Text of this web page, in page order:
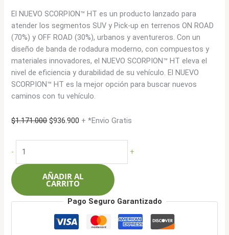
El NUEVO SCORPION™ HT es un producto lanzado para
atender los segmentos SUV y Pick-up en terrenos ON ROAD
(70%) y OFF ROAD (30%), urbanos y aventureros. Con un
diseño de banda de rodadura moderno, con compuestos y
materiales innovadores, el NUEVO SCORPION™ HT eleva el
nivel de eficiencia y durabilidad de su vehículo. El NUEVO
SCORPION™ HT es la mejor opción para buscar nuevos
caminos con tu vehículo.
$1.171.000El
$936.900 El
$936.900.
+ *Envio Gratis
-
255/70R16
109T
Scorpion
HT
cantidad
+
AÑADIR AL
CARRITO
Pago Seguro Garantizado